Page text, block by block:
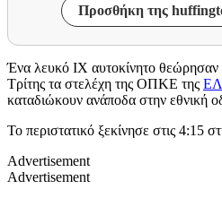
Προσθήκη της
Ένα λευκό ΙΧ αυτοκίνητο
Τρίτης τα στελέχη της ΟΠΚΕ της
καταδιώκουν ανάποδα στην εθνική
Το περιστατικό ξεκίνησε στις 4:15
Advertisement
Advertisement